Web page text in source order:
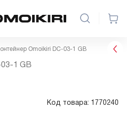
Omoikiri DC-03-1 GB
Код товара: 1770240
1 GB